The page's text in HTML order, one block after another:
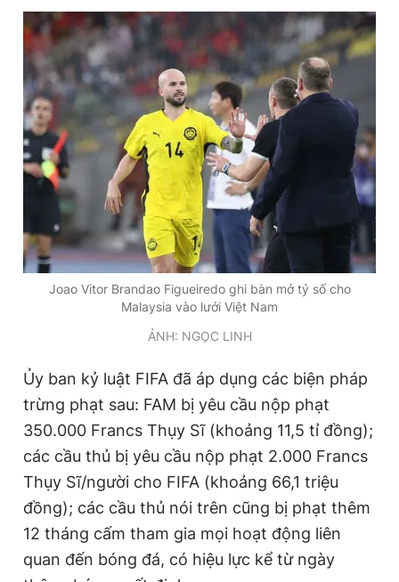
Tổng biên tập: Nguyễn Ngọc Toàn
Phó tổng biên tập thường trực: Hải Thành
Phó tổng biên tập: Lâm Hiếu Dũng
Phó tổng biên tập: Trần Việt Hưng
Tổng thư ký tòa soạn: Đức Trung
Giấy phép xuất bản số 110/GP - BTTTT cấp ngày 24.3.2020
© 2003-2026 Bản quyền thuộc về Báo Thanh Niên. Cấm sao
chép dưới mọi hình thức nếu không có sự chấp thuận bằng văn
bản. Phát triển bởi ePi Technologies, JSC.
Joao Vitor Brandao Figueiredo ghi bàn mở tỷ số cho
Malaysia vào lưới Việt Nam
ẢNH: NGỌC LINH
Ủy ban kỷ luật FIFA đã áp dụng các biện pháp
trừng phạt sau: FAM bị yêu cầu nộp phạt
350.000 Francs Thụy Sĩ (khoảng 11,5 tỉ đồng);
các cầu thủ bị yêu cầu nộp phạt 2.000 Francs
Thụy Sĩ/người cho FIFA (khoảng 66,1 triệu
đồng); các cầu thủ nói trên cũng bị phạt thêm
12 tháng cấm tham gia mọi hoạt động liên
quan đến bóng đá, có hiệu lực kể từ ngày